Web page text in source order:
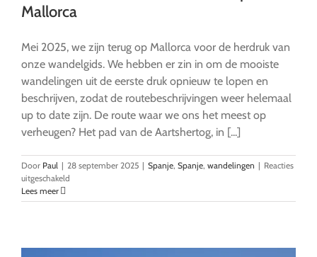
Mallorca
Mei 2025, we zijn terug op Mallorca voor de herdruk van
onze wandelgids. We hebben er zin in om de mooiste
wandelingen uit de eerste druk opnieuw te lopen en
beschrijven, zodat de routebeschrijvingen weer helemaal
up to date zijn. De route waar we ons het meest op
verheugen? Het pad van de Aartshertog, in [...]
Door Paul | 28 september 2025 | Spanje, Spanje, wandelingen | Reacties
uitgeschakeld
het
Lees meer